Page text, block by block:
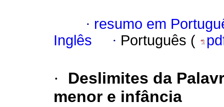
· resumo em
Inglês
· Português (
·
Deslimites da
menor e infância